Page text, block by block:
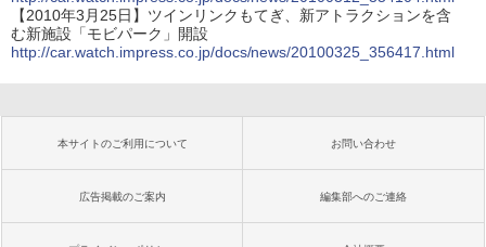
【2010年3月25日】ツインリンクもてぎ、新アトラクションを含
む新施設「モビパーク」開設
http://car.watch.impress.co.jp/docs/news/20100325_356417.html
本サイトのご利用について お問い合わせ
広告掲載のご案内 編集部へのご連絡